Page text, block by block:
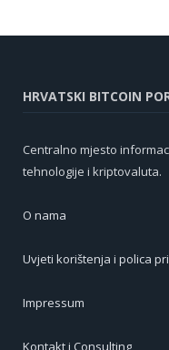
HRVATSKI BITCOIN
Centralno mjesto
tehnologije i kriptovaluta.
O nama
Uvjeti korištenja i polica
Impressum
Kontakt i Consulting